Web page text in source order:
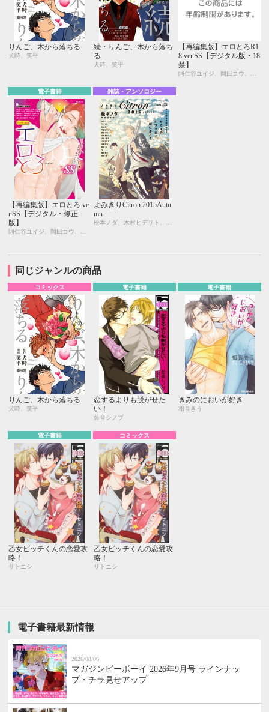
りんご、木から落ちる
犬時、笑平
続・りんご、木から落ち
る
犬時、笑平
【再編集版】エロとろR1
8 ver.SS【デジタル版・18
禁】
電子書籍
【再編集版】エロとろ ve
r.SS【デジタル・修正
版】
雑誌・アンソロジー
よみきりCitron 2015Autu
mn
同じジャンルの商品
コミックス
りんご、木から落ちる
犬時、笑平
電子書籍
恋するよりも脱がせた
い！
藍音シノブ
電子書籍
きみのにおいが好き
相音きう
電子書籍
乙女ビッチくんの恋愛攻
略！
サトニシ
コミックス
乙女ビッチくんの恋愛攻
略！
サトニシ
電子書籍最新情報
2026/08/06
マガジンビーボーイ 2026年9月号 ラインナッ
プ・チラ見せアップ